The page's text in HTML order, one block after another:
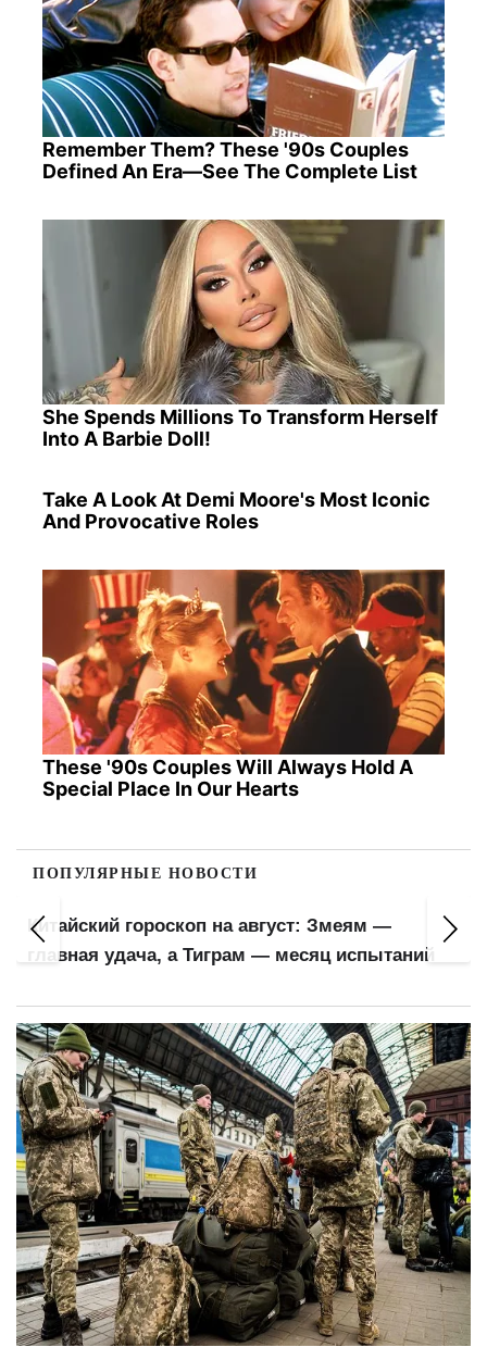
Remember Them? These '90s Couples
Defined An Era—See The Complete List
She Spends Millions To Transform Herself
Into A Barbie Doll!
Take A Look At Demi Moore's Most Iconic
And Provocative Roles
These '90s Couples Will Always Hold A
Special Place In Our Hearts
ПОПУЛЯРНЫЕ НОВОСТИ
Китайский гороскоп на август: Змеям —
главная удача, а Тиграм — месяц испытаний